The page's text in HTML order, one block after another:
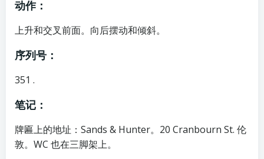
动作：
上升和交叉前面。向后摆动和倾斜。
序列号：
351 .
笔记：
牌匾上的地址：Sands & Hunter。20 Cranbourn St. 伦
敦。WC 也在三脚架上。